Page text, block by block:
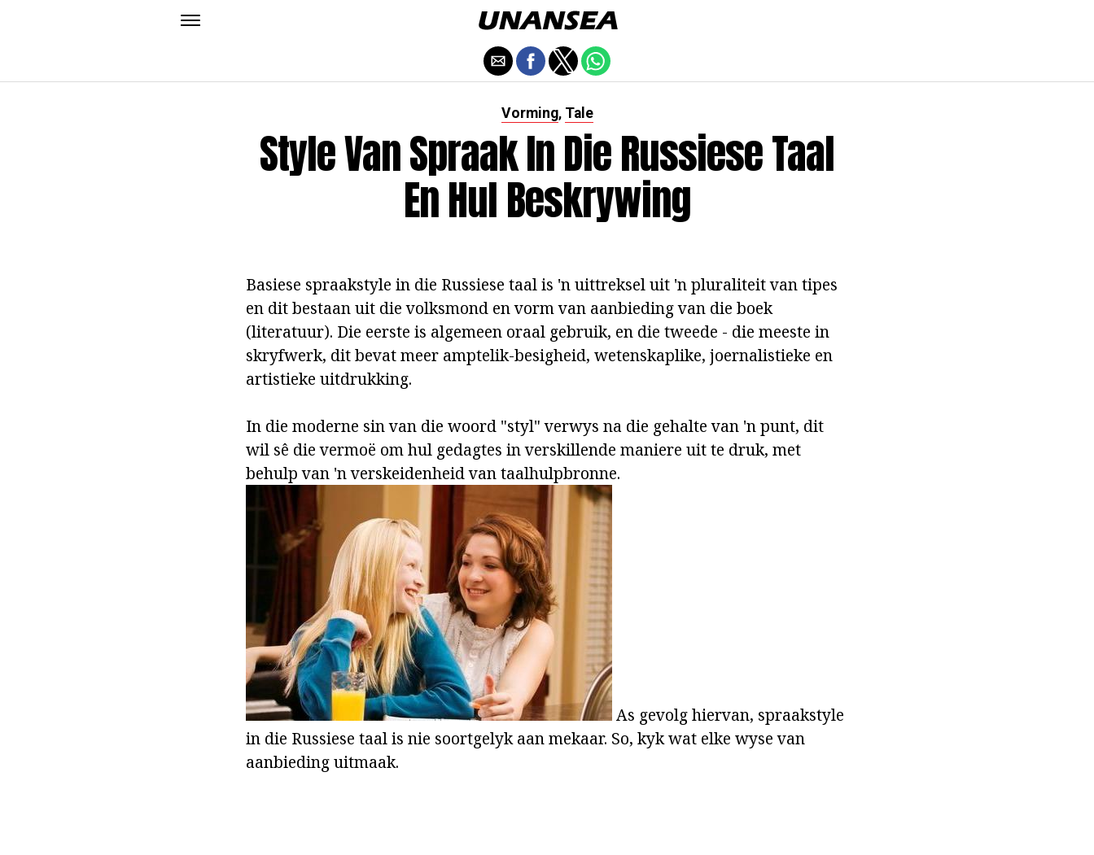
Vorming, Tale
Style Van Spraak In Die Russiese Taal
En Hul Beskrywing
Basiese spraakstyle in die Russiese taal is 'n uittreksel uit 'n pluraliteit van tipes
en dit bestaan uit die volksmond en vorm van aanbieding van die boek
(literatuur). Die eerste is algemeen oraal gebruik, en die tweede - die meeste in
skryfwerk, dit bevat meer amptelik-besigheid, wetenskaplike, joernalistieke en
artistieke uitdrukking.
In die moderne sin van die woord "styl" verwys na die gehalte van 'n punt, dit
wil sê die vermoë om hul gedagtes in verskillende maniere uit te druk, met
behulp van 'n verskeidenheid van taalhulpbronne.
As gevolg hiervan, spraakstyle
in die Russiese taal is nie soortgelyk aan mekaar. So, kyk wat elke wyse van
aanbieding uitmaak.